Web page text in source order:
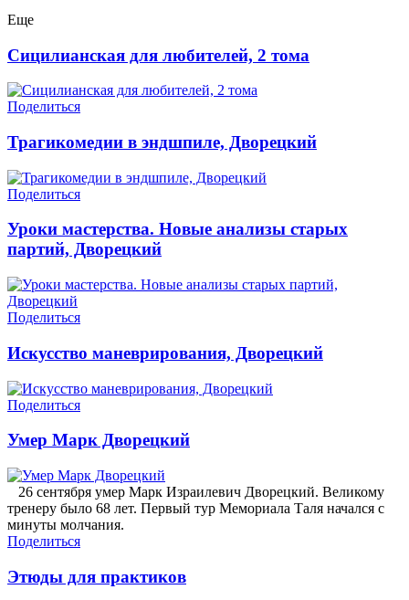
Еще
Сицилианская для любителей, 2 тома
Поделиться
Трагикомедии в эндшпиле, Дворецкий
Поделиться
Уроки мастерства. Новые анализы старых
партий, Дворецкий
Поделиться
Искусство маневрирования, Дворецкий
Поделиться
Умер Марк Дворецкий
26 сентября умер Марк Израилевич Дворецкий. Великому
тренеру было 68 лет. Первый тур Мемориала Таля начался с
минуты молчания.
Поделиться
Этюды для практиков